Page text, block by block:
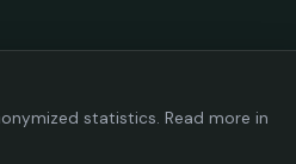
statistics. Read more in